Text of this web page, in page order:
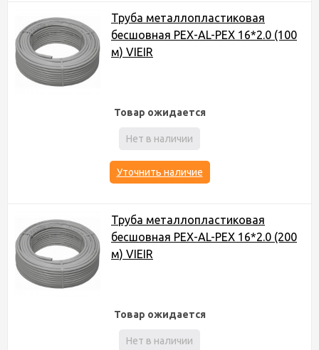
Труба металлопластиковая
бесшовная PEX-AL-PEX 16*2.0 (100
м) VIEIR
Товар ожидается
Нет в наличии
Уточнить наличие
Труба металлопластиковая
бесшовная PEX-AL-PEX 16*2.0 (200
м) VIEIR
Товар ожидается
Нет в наличии